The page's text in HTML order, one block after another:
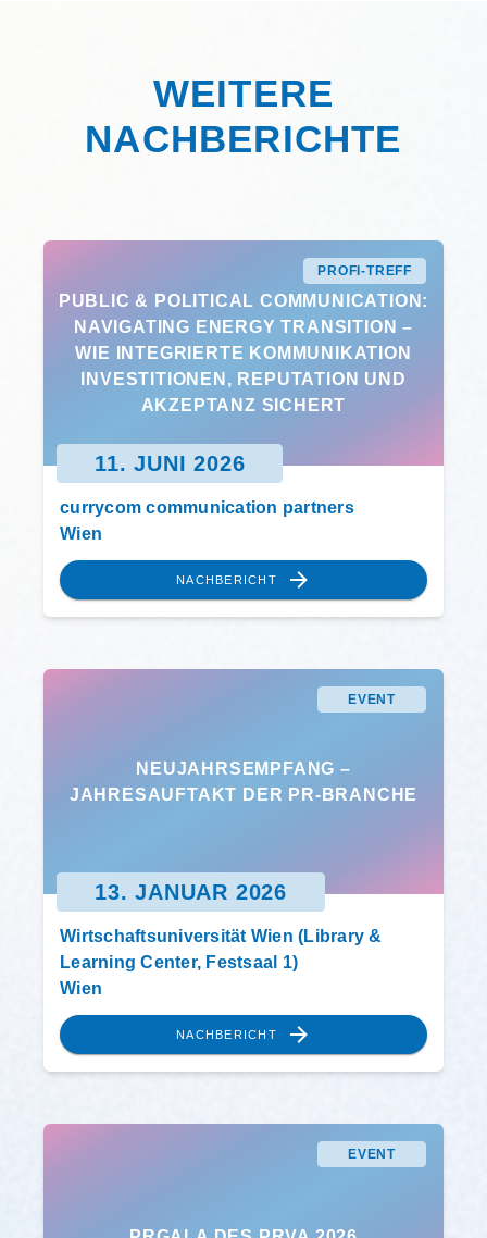
WEITERE
NACHBERICHTE
PROFI-TREFF
PUBLIC & POLITICAL COMMUNICATION:
NAVIGATING ENERGY TRANSITION –
WIE INTEGRIERTE KOMMUNIKATION
INVESTITIONEN, REPUTATION UND
AKZEPTANZ SICHERT
11. JUNI 2026
currycom communication partners
Wien
NACHBERICHT
EVENT
NEUJAHRSEMPFANG –
JAHRESAUFTAKT DER PR-BRANCHE
13. JANUAR 2026
Wirtschaftsuniversität Wien (Library &
Learning Center, Festsaal 1)
Wien
NACHBERICHT
EVENT